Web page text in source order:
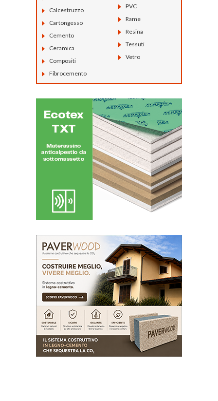
Calcestruzzo
Cartongesso
Cemento
Ceramica
Compositi
Fibrocemento
PVC
Rame
Resina
Tessuti
Vetro